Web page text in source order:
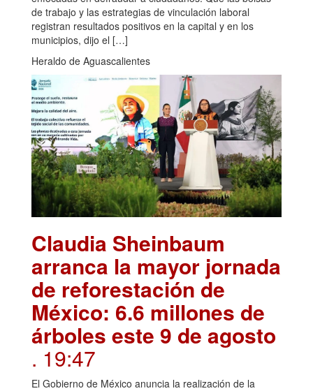
de trabajo y las estrategias de vinculación laboral
registran resultados positivos en la capital y en los
municipios, dijo el […]
Heraldo de Aguascalientes
Claudia Sheinbaum
arranca la mayor jornada
de reforestación de
México: 6.6 millones de
árboles este 9 de agosto
. 19:47
El Gobierno de México anuncia la realización de la